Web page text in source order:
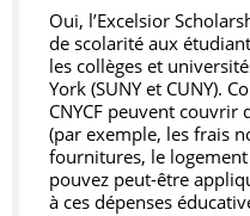
Oui, l’Excelsior
de scolarité aux
les collèges et
York (SUNY et CUNY).
CNYCF peuvent couvrir
(par exemple, les frais
fournitures, le
pouvez peut-être
à ces dépenses